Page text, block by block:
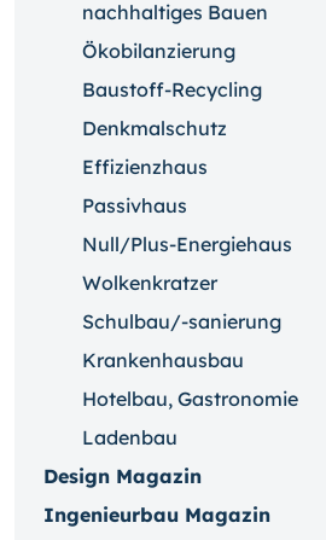
nachhaltiges Bauen
Ökobilanzierung
Baustoff-Recycling
Denkmalschutz
Effizienzhaus
Passivhaus
Null/Plus-Energiehaus
Wolkenkratzer
Schulbau/-sanierung
Krankenhausbau
Hotelbau, Gastronomie
Ladenbau
Design Magazin
Ingenieurbau Magazin